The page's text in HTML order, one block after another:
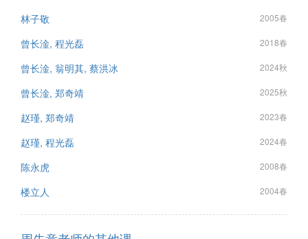
林子敬 2005春
曾长淦, 程光磊 2018春
曾长淦, 翁明其, 蔡洪冰 2024秋
曾长淦, 郑奇靖 2025秋
赵瑾, 郑奇靖 2023春
赵瑾, 程光磊 2024春
陈永虎 2008春
楼立人 2004春